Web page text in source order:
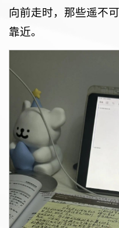
向前走时，那些遥不
靠近。